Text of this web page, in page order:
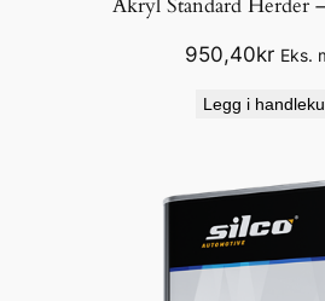
950,40kr Eks.
Legg i